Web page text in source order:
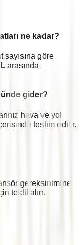
ne kadar?
göre
arasında
gider?
hava ve yol
teslim edilir.
gereksinimine
teklif alın.